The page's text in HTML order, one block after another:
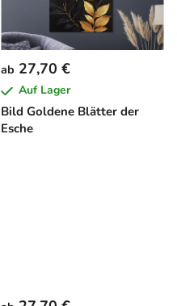
Bild Goldene Blätter der
Esche
ab 27,70 €
Auf Lager